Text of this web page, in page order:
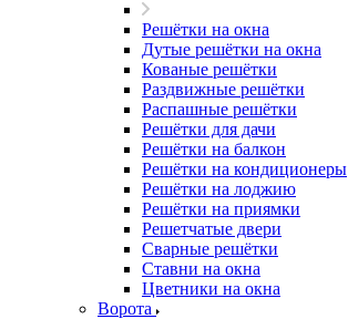
Решётки на окна
Дутые решётки на окна
Кованые решётки
Раздвижные решётки
Распашные решётки
Решётки для дачи
Решётки на балкон
Решётки на кондиционеры
Решётки на лоджию
Решётки на приямки
Решетчатые двери
Сварные решётки
Ставни на окна
Цветники на окна
Ворота